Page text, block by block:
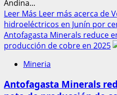
Andina...
Leer Más Leer más acerca de
hidroeléctricos en Junín por
Antofagasta Minerals reduce
producción de cobre en 2025
Mineria
Antofagasta Minerals